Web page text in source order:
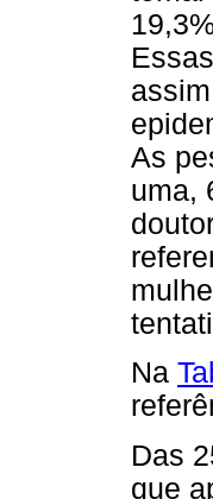
As
uma,
Na
Das
que